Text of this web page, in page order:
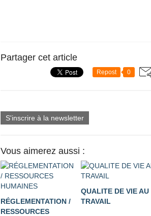
Partager cet article
Repost 0
S'inscrire à la newsletter
Vous aimerez aussi :
RÉGLEMENTATION /
RESSOURCES
QUALITE DE VIE AU
TRAVAIL